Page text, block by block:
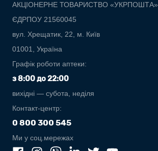
АКЦІОНЕРНЕ ТОВАРИСТВО «УКРПОШТА»
ЄДРПОУ 21560045
вул. Хрещатик, 22, м. Київ
01001, Україна
Графік роботи аптеки:
з 8:00 до 22:00
вихідні — субота, неділя
Контакт-центр:
0 800 300 545
Ми у соц.мережах